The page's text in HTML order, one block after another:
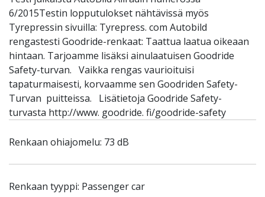
6/2015Testin lopputulokset nähtävissä myös
Tyrepressin sivuilla: Tyrepress. com Autobild
rengastesti Goodride-renkaat: Taattua laatua oikeaan
hintaan. Tarjoamme lisäksi ainulaatuisen Goodride
Safety-turvan. Vaikka rengas vaurioituisi
tapaturmaisesti, korvaamme sen Goodriden Safety-
Turvan puitteissa. Lisätietoja Goodride Safety-
turvasta http://www. goodride. fi/goodride-safety
Renkaan ohiajomelu: 73 dB
Renkaan tyyppi: Passenger car